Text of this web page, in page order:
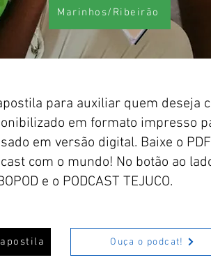
Marinhos/Ribeirão
para auxiliar quem deseja
em formato impresso
em versão digital. Baixe o
com o mundo! No botão ao
e o PODCAST TEJUCO.
Ouça o podcat!